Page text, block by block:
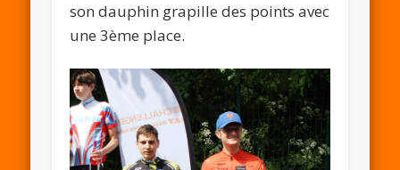
son dauphin grapille des points avec
une 3ème place.